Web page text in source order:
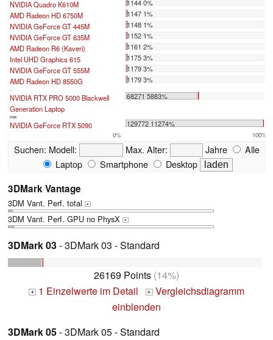
NVIDIA Quadro K610M
1144 0%
AMD Radeon HD 6750M
1147 1%
NVIDIA GeForce GT 445M
1148 1%
NVIDIA GeForce GT 635M
1152 1%
AMD Radeon R6 (Kaveri)
1161 2%
Intel UHD Graphics 615
1175 3%
NVIDIA GeForce GT 555M
1179 3%
AMD Radeon HD 8550G
1179 3%
...
NVIDIA RTX PRO 5000 Blackwell
Generation Laptop
68271 5883%
max:
NVIDIA GeForce RTX 5090 129772 11274%
0% 100%
Suchen: Modell: Max. Alter: Jahre
Alle
Laptop
Smartphone Desktop
3DMark Vantage
3DM Vant. Perf. total +
3DM Vant. Perf. GPU no PhysX +
3DMark 03- 3DMark 03 - Standard
26169 Points (14%)
+ 1 Einzelwerte im Detail + Vergleichsdiagramm
einblenden
3DMark 05- 3DMark 05 - Standard